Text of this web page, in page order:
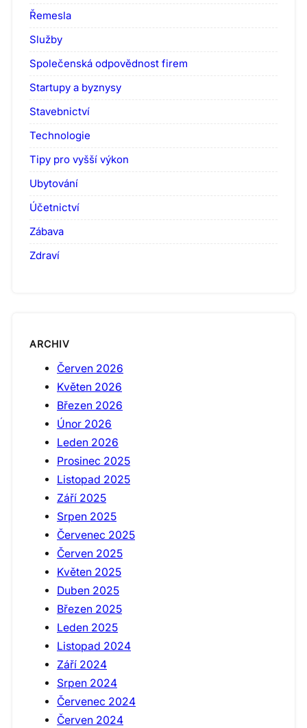
Řemesla
Služby
Společenská odpovědnost firem
Startupy a byznysy
Stavebnictví
Technologie
Tipy pro vyšší výkon
Ubytování
Účetnictví
Zábava
Zdraví
ARCHIV
Červen 2026
Květen 2026
Březen 2026
Únor 2026
Leden 2026
Prosinec 2025
Listopad 2025
Září 2025
Srpen 2025
Červenec 2025
Červen 2025
Květen 2025
Duben 2025
Březen 2025
Leden 2025
Listopad 2024
Září 2024
Srpen 2024
Červenec 2024
Červen 2024